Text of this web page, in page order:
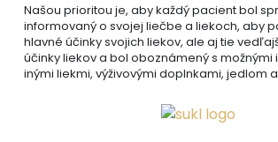
Našou prioritou je, aby každý pacient bol
informovaný o svojej liečbe a liekoch, aby
hlavné účinky svojich liekov, ale aj tie
účinky liekov a bol oboznámený s možnými
inými liekmi, výživovými doplnkami, jedlom